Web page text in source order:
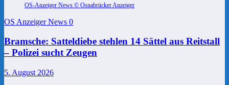
OS-Anzeiger News © Osnabrücker Anzeiger
OS Anzeiger News 0
Bramsche: Satteldiebe stehlen 14 Sättel aus Reitstall
– Polizei sucht Zeugen
5. August 2026